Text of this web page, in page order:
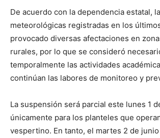
De acuerdo con la dependencia estatal,
meteorológicas registradas en los
provocado diversas afectaciones en
rurales, por lo que se consideró
temporalmente las actividades
continúan las labores de monitoreo y
La suspensión será parcial este lunes 1
únicamente para los planteles que
vespertino. En tanto, el martes 2 de